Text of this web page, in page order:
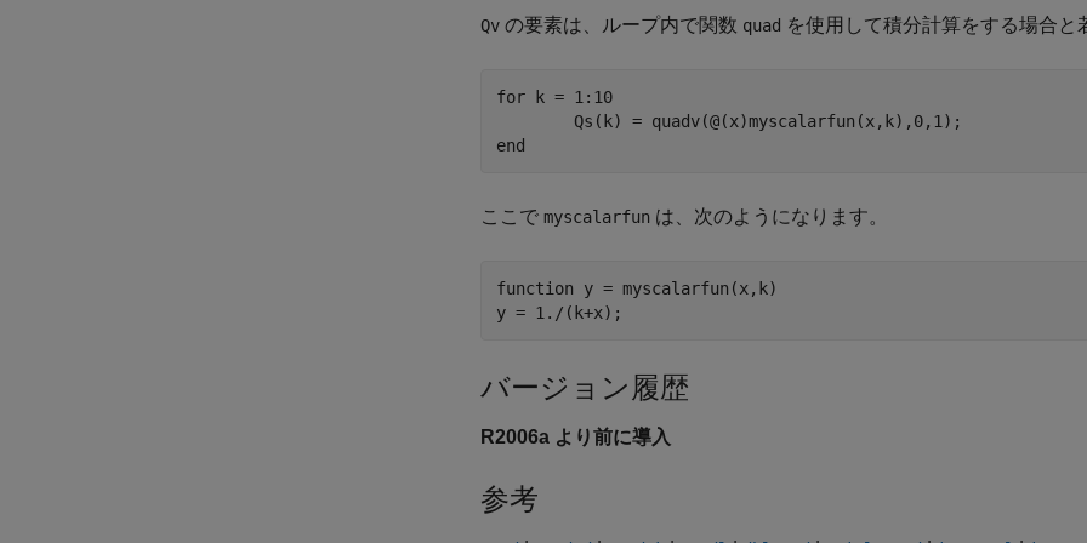
Qv の要素は、ループ内で関数 quad を使用して積分計算をする場合と
for k = 1:10
end
ここで myscalarfun は、次のようになります。
function y = myscalarfun(x,k)
y = 1./(k+x);
バージョン履歴
R2006a より前に導入
参考